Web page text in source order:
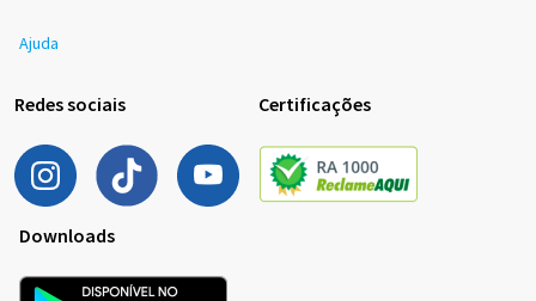
Ajuda
Redes sociais Certificações
Downloads